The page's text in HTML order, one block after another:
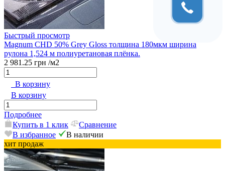
Быстрый просмотр
Magnum CHD 50% Grey Gloss толщина 180мкм ширина
рулона 1,524 м полиуретановая плёнка.
2 981.25 грн /м2
В корзину
В корзину
Подробнее
Купить в 1 клик
Сравнение
В избранное
В наличии
хит продаж